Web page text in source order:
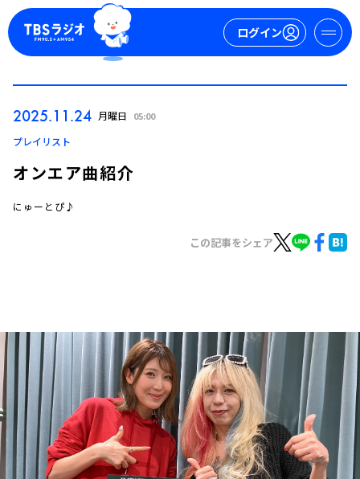
ログイン
トピックス
TBS Podcast
お知らせ
イベント・グッズ
YouTube
会社情報
2025.11.24 月曜日 05:00
プレイリスト
オンエア曲紹介
にゅーとぴ♪
この記事をシェア